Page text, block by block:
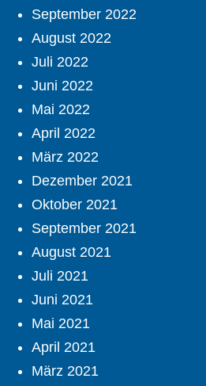
September 2022
August 2022
Juli 2022
Juni 2022
Mai 2022
April 2022
März 2022
Dezember 2021
Oktober 2021
September 2021
August 2021
Juli 2021
Juni 2021
Mai 2021
April 2021
März 2021